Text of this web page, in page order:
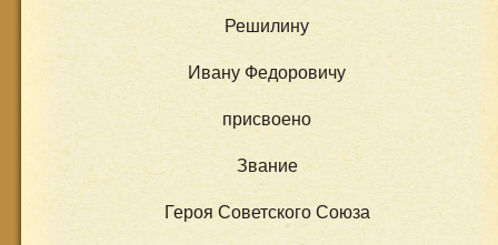
Решилину
Ивану Федоровичу
присвоено
Звание
Героя Советского Союза